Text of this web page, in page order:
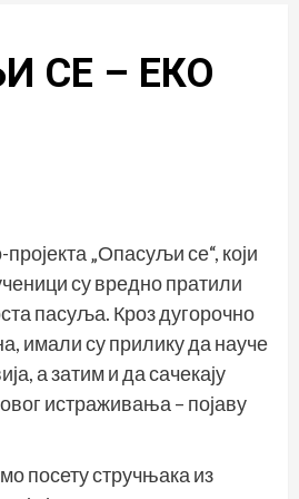
СЕ – ЕКО
„Опасуљи се“, који
су вредно пратили
пасуља. Кроз дугорочно
имали су прилику да науче
а затим и да сачекају
истраживања – појаву
посету стручњака из